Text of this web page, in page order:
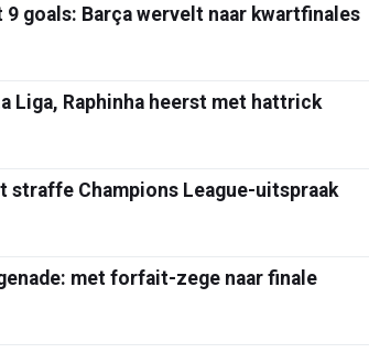
goals: Barça wervelt naar kwartfinales
Liga, Raphinha heerst met hattrick
straffe Champions League-uitspraak
met forfait-zege naar finale